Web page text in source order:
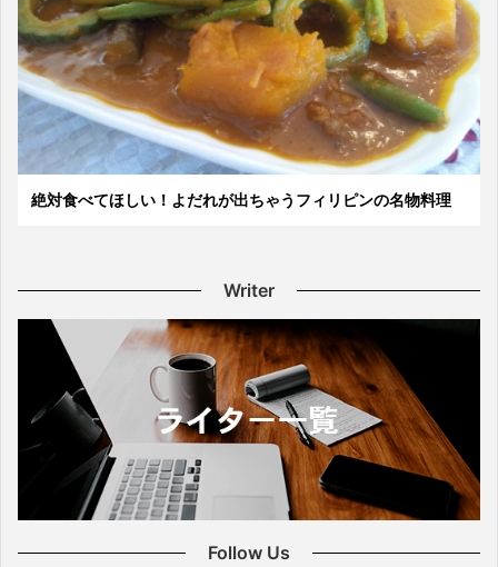
絶対食べてほしい！よだれが出ちゃうフィリピンの名物料理
Writer
Follow Us